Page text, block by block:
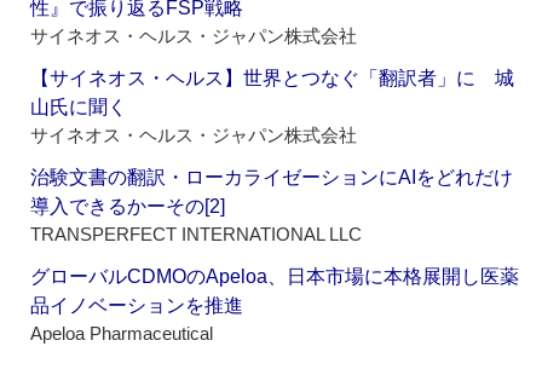
性』で振り返るFSP戦略
サイネオス・ヘルス・ジャパン株式会社
【サイネオス・ヘルス】世界とつなぐ「翻訳者」に 城
山氏に聞く
サイネオス・ヘルス・ジャパン株式会社
治験文書の翻訳・ローカライゼーションにAIをどれだけ
導入できるかーその[2]
TRANSPERFECT INTERNATIONAL LLC
グローバルCDMOのApeloa、日本市場に本格展開し医薬
品イノベーションを推進
Apeloa Pharmaceutical